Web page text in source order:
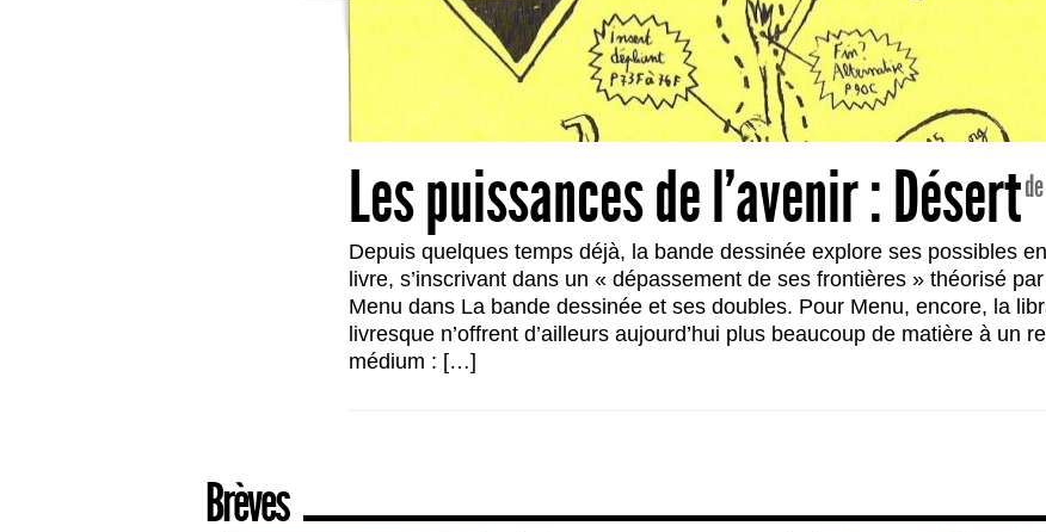
Les puissances de l’avenir : Désertde
Depuis quelques temps déjà, la bande dessinée explore ses possibles
livre, s’inscrivant dans un « dépassement de ses frontières » théorisé
Menu dans La bande dessinée et ses doubles. Pour Menu, encore, la
livresque n’offrent d’ailleurs aujourd’hui plus beaucoup de matière à un
médium : […]
Brèves